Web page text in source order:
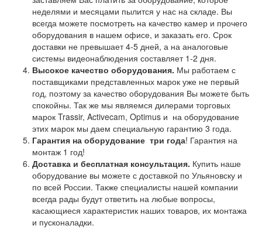
неделями и месяцами пылится у нас на складе. Вы
всегда можете посмотреть на качество камер и прочего
оборудования в нашем офисе, и заказать его. Срок
доставки не превышает 4-5 дней, а на аналоговые
системы видеонаблюдения составляет 1-2 дня.
Высокое качество оборудования. Мы работаем с
поставщиками представленных марок уже не первый
год, поэтому за качество оборудования Вы можете быть
спокойны. Так же мы являемся дилерами торговых
марок Trassir, Activecam, Optimus и на оборудование
этих марок мы даем специальную гарантию 3 года.
Гарантия на оборудование три года! Гарантия на
монтаж 1 год!
Доставка и бесплатная консультация. Купить наше
оборудование вы можете с доставкой по Ульяновску и
по всей России. Также специалисты нашей компании
всегда рады будут ответить на любые вопросы,
касающиеся характеристик наших товаров, их монтажа
и пусконаладки.